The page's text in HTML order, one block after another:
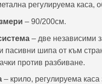
регулируема каса,
– 90/200см.
– две независими
пасивни шипа от към
против разбиване.
– крило, регулируема